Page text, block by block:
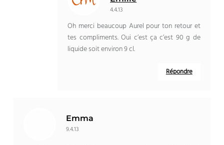
4.4.13
Oh merci beaucoup Aurel pour ton retour et
tes compliments. Oui c’est ça c’est 90 g de
liquide soit environ 9 cl.
Répondre
Emma
9.4.13